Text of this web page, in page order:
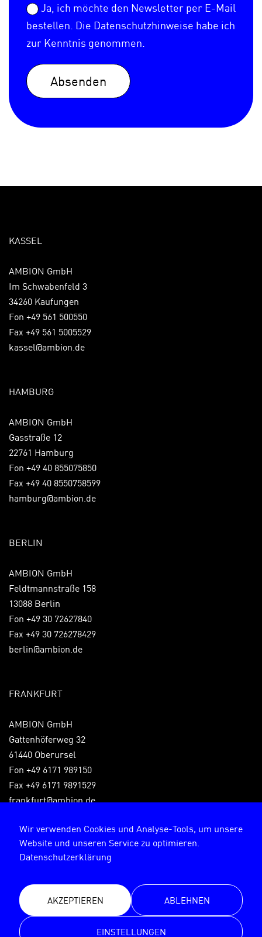
Wir verwenden Cookies und Analyse-Tools, um unsere
Website und unseren Service zu optimieren.
Datenschutzerklärung
AKZEPTIEREN ABLEHNEN
EINSTELLUNGEN
Ja, ich möchte den Newsletter per E-Mail
bestellen. Die Datenschutzhinweise habe ich
zur Kenntnis genommen.
Absenden
KASSEL
AMBION GmbH
Im Schwabenfeld 3
34260 Kaufungen
Fon +49 561 500550
Fax +49 561 5005529
kassel@ambion.de
HAMBURG
AMBION GmbH
Gasstraße 12
22761 Hamburg
Fon +49 40 855075850
Fax +49 40 8550758599
hamburg@ambion.de
BERLIN
AMBION GmbH
Feldtmannstraße 158
13088 Berlin
Fon +49 30 72627840
Fax +49 30 726278429
berlin@ambion.de
FRANKFURT
AMBION GmbH
Gattenhöferweg 32
61440 Oberursel
Fon +49 6171 989150
Fax +49 6171 9891529
frankfurt@ambion.de
Impressum
© AMBION GmbH 2026